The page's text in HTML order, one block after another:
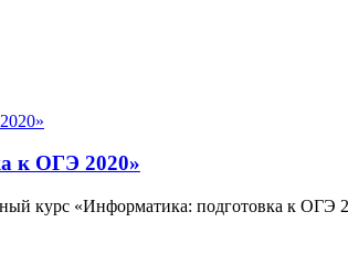
к ОГЭ 2020»
курс «Информатика: подготовка к ОГЭ